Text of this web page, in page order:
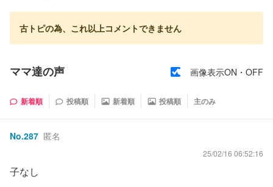
古トピの為、これ以上コメントできません
ママ達の声 画像表示ON・OFF
新着順 投稿順 新着順 投稿順 主のみ
No.287 匿名
25/02/16 06:52:16
子なし